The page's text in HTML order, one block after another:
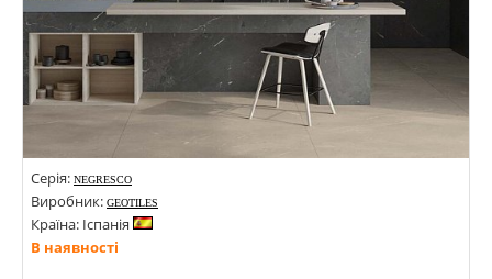
Серія: NEGRESCO
Виробник: GEOTILES
Країна: Іспанія
В наявності